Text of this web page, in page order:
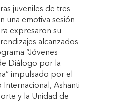
juveniles de tres
una emotiva sesión
expresaron su
alcanzados
“Jóvenes
Diálogo por la
impulsado por el
Ashanti
y la Unidad de